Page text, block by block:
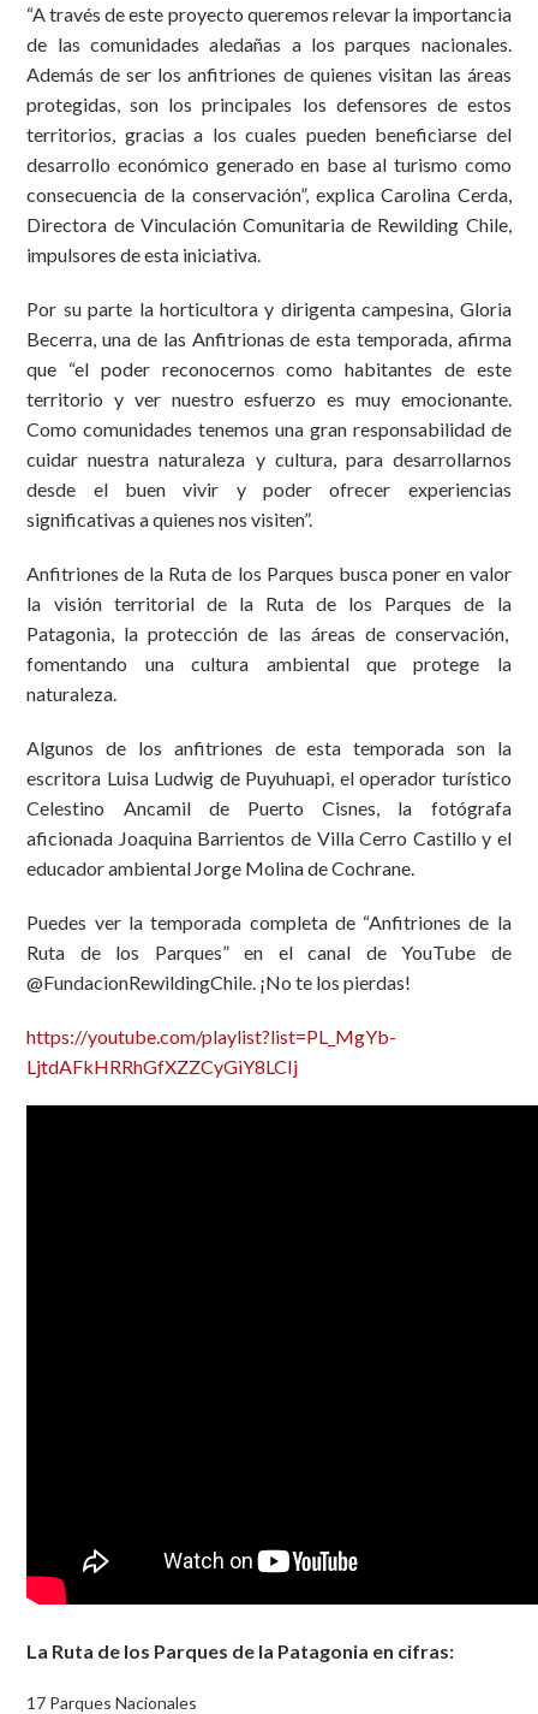
“A través de este proyecto queremos relevar la importancia
de las comunidades aledañas a los parques nacionales.
Además de ser los anfitriones de quienes visitan las áreas
protegidas, son los principales los defensores de estos
territorios, gracias a los cuales pueden beneficiarse del
desarrollo económico generado en base al turismo como
consecuencia de la conservación”, explica Carolina Cerda,
Directora de Vinculación Comunitaria de Rewilding Chile,
impulsores de esta iniciativa.
Por su parte la horticultora y dirigenta campesina, Gloria
Becerra, una de las Anfitrionas de esta temporada, afirma
que “el poder reconocernos como habitantes de este
territorio y ver nuestro esfuerzo es muy emocionante.
Como comunidades tenemos una gran responsabilidad de
cuidar nuestra naturaleza y cultura, para desarrollarnos
desde el buen vivir y poder ofrecer experiencias
significativas a quienes nos visiten”.
Anfitriones de la Ruta de los Parques busca poner en valor
la visión territorial de la Ruta de los Parques de la
Patagonia, la protección de las áreas de conservación,
fomentando una cultura ambiental que protege la
naturaleza.
Algunos de los anfitriones de esta temporada son la
escritora Luisa Ludwig de Puyuhuapi, el operador turístico
Celestino Ancamil de Puerto Cisnes, la fotógrafa
aficionada Joaquina Barrientos de Villa Cerro Castillo y el
educador ambiental Jorge Molina de Cochrane.
Puedes ver la temporada completa de “Anfitriones de la
Ruta de los Parques” en el canal de YouTube de
@FundacionRewildingChile. ¡No te los pierdas!
https://youtube.com/playlist?list=PL_MgYb-
LjtdAFkHRRhGfXZZCyGiY8LCIj
La Ruta de los Parques de la Patagonia en cifras:
17 Parques Nacionales